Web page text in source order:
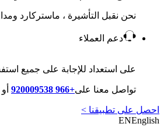
نحن نقبل التأشيرة ، ماستركارد
دعم العملاء
على استعداد للإجابة على جميع
تواصل معنا على+966 920009538 أو
احصل على تطبيقنا >
ENEnglish